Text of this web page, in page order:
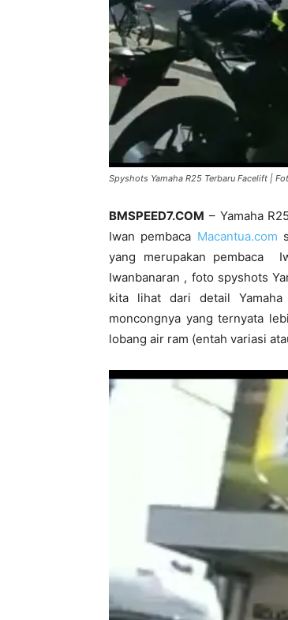
Spyshots Yamaha R25 Terbaru Facelift |
BMSPEED7.COM – Yamaha
Iwan pembaca Macantua.com
yang merupakan pembaca
Iwanbanaran , foto spyshots
kita lihat dari detail
moncongnya yang ternyata
lobang air ram (entah variasi